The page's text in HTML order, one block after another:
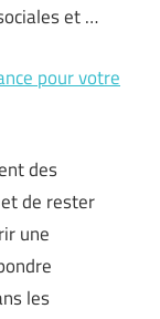
et …
pour votre
des
de rester
une
les